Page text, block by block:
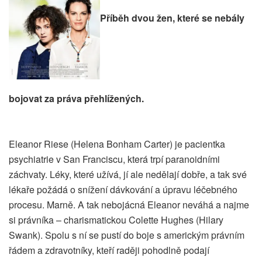
Příběh dvou žen, které se nebály
bojovat za práva přehlížených.
Eleanor Riese (Helena Bonham Carter) je pacientka
psychiatrie v San Franciscu, která trpí paranoidními
záchvaty. Léky, které užívá, jí ale nedělají dobře, a tak své
lékaře požádá o snížení dávkování a úpravu léčebného
procesu. Marně. A tak nebojácná Eleanor neváhá a najme
si právníka – charismatickou Colette Hughes (Hilary
Swank). Spolu s ní se pustí do boje s americkým právním
řádem a zdravotníky, kteří raději pohodlně podají